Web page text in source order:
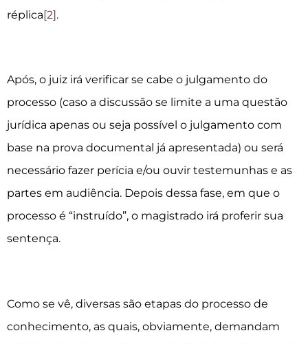
réplica[2].
Após, o juiz irá verificar se cabe o julgamento do
processo (caso a discussão se limite a uma questão
jurídica apenas ou seja possível o julgamento com
base na prova documental já apresentada) ou será
necessário fazer perícia e/ou ouvir testemunhas e as
partes em audiência. Depois dessa fase, em que o
processo é “instruído”, o magistrado irá proferir sua
sentença.
Como se vê, diversas são etapas do processo de
conhecimento, as quais, obviamente, demandam